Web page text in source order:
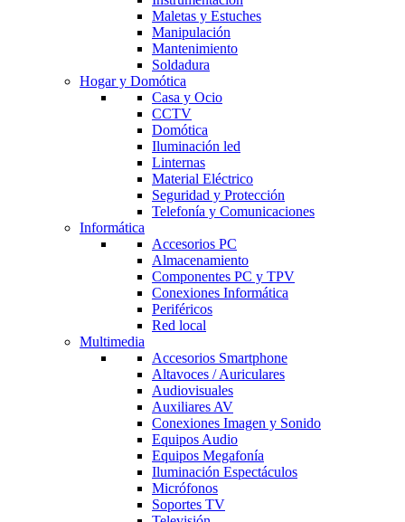
Maletas y Estuches
Manipulación
Mantenimiento
Soldadura
Hogar y Domótica
Casa y Ocio
CCTV
Domótica
Iluminación led
Linternas
Material Eléctrico
Seguridad y Protección
Telefonía y Comunicaciones
Informática
Accesorios PC
Almacenamiento
Componentes PC y TPV
Conexiones Informática
Periféricos
Red local
Multimedia
Accesorios Smartphone
Altavoces / Auriculares
Audiovisuales
Auxiliares AV
Conexiones Imagen y Sonido
Equipos Audio
Equipos Megafonía
Iluminación Espectáculos
Micrófonos
Soportes TV